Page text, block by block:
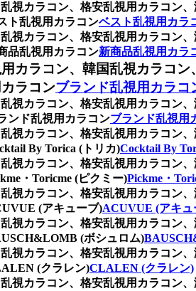
視カラコン、格安乱視用カラコ
ト乱視用カラコンベスト乱視用カラ
視カラコン、格安乱視用カラコ
品乱視用カラコン新商品乱視用カラ
カラコン、韓国乱視カラコ
ラコンブランド乱視用カラコ
視カラコン、格安乱視用カラコ
ンド乱視用カラコンブランド乱視用
視カラコン、格安乱視用カラコ
By Torica (トリカ)Cocktail By
視カラコン、格安乱視用カラコ
・Toricme (ピクミー)Pickme・
視カラコン、格安乱視用カラコ
(アキューブ)ACUVUE (アキュ
視カラコン、格安乱視用カラコ
(ボシュロム)
視カラコン、格安乱視用カラコ
(クラレン)CLALEN (クラレン)
視カラコン、格安乱視用カラコ